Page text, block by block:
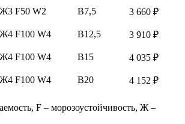
Ж3 F50 W2 В7,5
3 660 ₽
Ж4 F100 W4 В12,5
3 910 ₽
Ж4 F100 W4 В15
4 035 ₽
Ж4 F100 W4 В20
4 152 ₽
F – морозоустойчивость, Ж –